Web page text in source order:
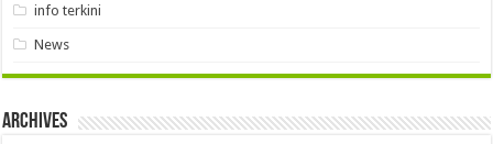
info terkini
News
Archives